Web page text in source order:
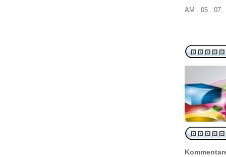
AM . 05 . 07 .